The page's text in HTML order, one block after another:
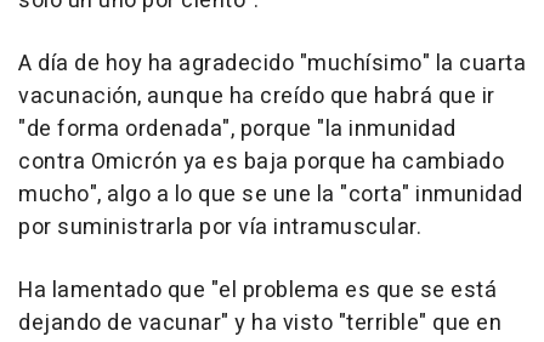
A día de hoy ha agradecido "muchísimo" la cuarta
vacunación, aunque ha creído que habrá que ir
"de forma ordenada", porque "la inmunidad
contra Omicrón ya es baja porque ha cambiado
mucho", algo a lo que se une la "corta" inmunidad
por suministrarla por vía intramuscular.
Ha lamentado que "el problema es que se está
dejando de vacunar" y ha visto "terrible" que en